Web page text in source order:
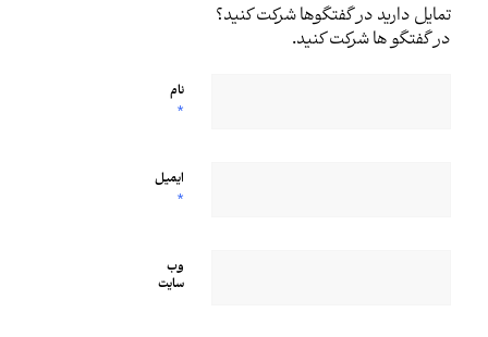
تمایل دارید در گفتگوها شرکت کنید؟
در گفتگو ها شرکت کنید.
نام
*
ایمیل
*
وب‌
سایت